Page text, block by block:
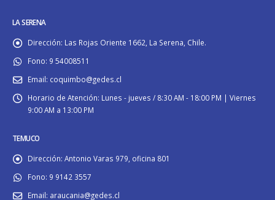
LA SERENA
Dirección: Las Rojas Oriente 1662, La Serena, Chile.
Fono: 9 54008511
Email: coquimbo@gedes.cl
Horario de Atención: Lunes - jueves / 8:30 AM - 18:00 PM | Viernes
9:00 AM a 13:00 PM
TEMUCO
Dirección: Antonio Varas 979, oficina 801
Fono: 9 9142 3557
Email: araucania@gedes.cl